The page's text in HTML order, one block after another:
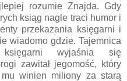
rozumie Znajda. Gdy
ksiąg nagle traci humor i
przekazania księgarni i
wiadomo gdzie. Tajemnica
księgarni wyjaśnia się
zawitał jegomość, który
winien miliony za starą